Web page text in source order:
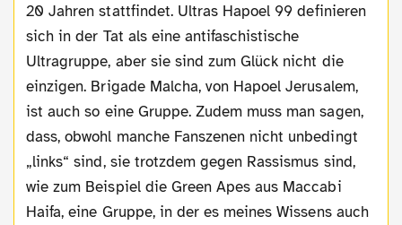
20 Jahren stattfindet. Ultras Hapoel 99 definieren
sich in der Tat als eine antifaschistische
Ultragruppe, aber sie sind zum Glück nicht die
einzigen. Brigade Malcha, von Hapoel Jerusalem,
ist auch so eine Gruppe. Zudem muss man sagen,
dass, obwohl manche Fanszenen nicht unbedingt
„links“ sind, sie trotzdem gegen Rassismus sind,
wie zum Beispiel die Green Apes aus Maccabi
Haifa, eine Gruppe, in der es meines Wissens auch